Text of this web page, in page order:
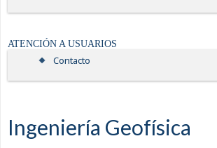
ATENCIÓN A USUARIOS
Contacto
Ingeniería Geofísica